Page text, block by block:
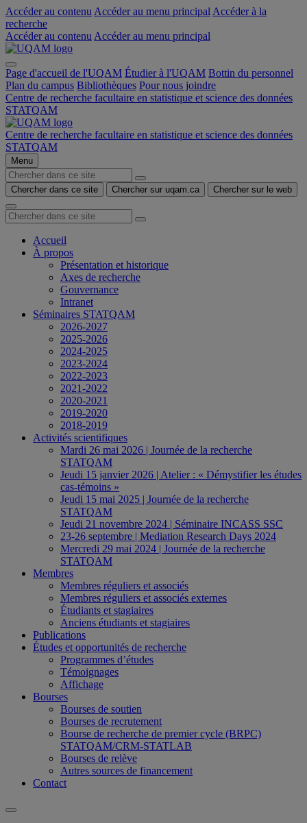
Accéder au contenu Accéder au menu principal Accéder à la
recherche
Accéder au contenu Accéder au menu principal
Page d'accueil de l'UQAM Étudier à l'UQAM Bottin du personnel
Plan du campus Bibliothèques Pour nous joindre
Centre de recherche facultaire en statistique et science des données
STATQAM
Centre de recherche facultaire en statistique et science des données
STATQAM
Menu
Chercher dans ce site Chercher sur uqam.ca Chercher sur le web
Accueil
À propos
Présentation et historique
Axes de recherche
Gouvernance
Intranet
Séminaires STATQAM
2026-2027
2025-2026
2024-2025
2023-2024
2022-2023
2021-2022
2020-2021
2019-2020
2018-2019
Activités scientifiques
Mardi 26 mai 2026 | Journée de la recherche
STATQAM
Jeudi 15 janvier 2026 | Atelier : « Démystifier les études
cas-témoins »
Jeudi 15 mai 2025 | Journée de la recherche
STATQAM
Jeudi 21 novembre 2024 | Séminaire INCASS SSC
23-26 septembre | Mediation Research Days 2024
Mercredi 29 mai 2024 | Journée de la recherche
STATQAM
Membres
Membres réguliers et associés
Membres réguliers et associés externes
Étudiants et stagiaires
Anciens étudiants et stagiaires
Publications
Études et opportunités de recherche
Programmes d’études
Témoignages
Affichage
Bourses
Bourses de soutien
Bourses de recrutement
Bourse de recherche de premier cycle (BRPC)
STATQAM/CRM-STATLAB
Bourses de relève
Autres sources de financement
Contact